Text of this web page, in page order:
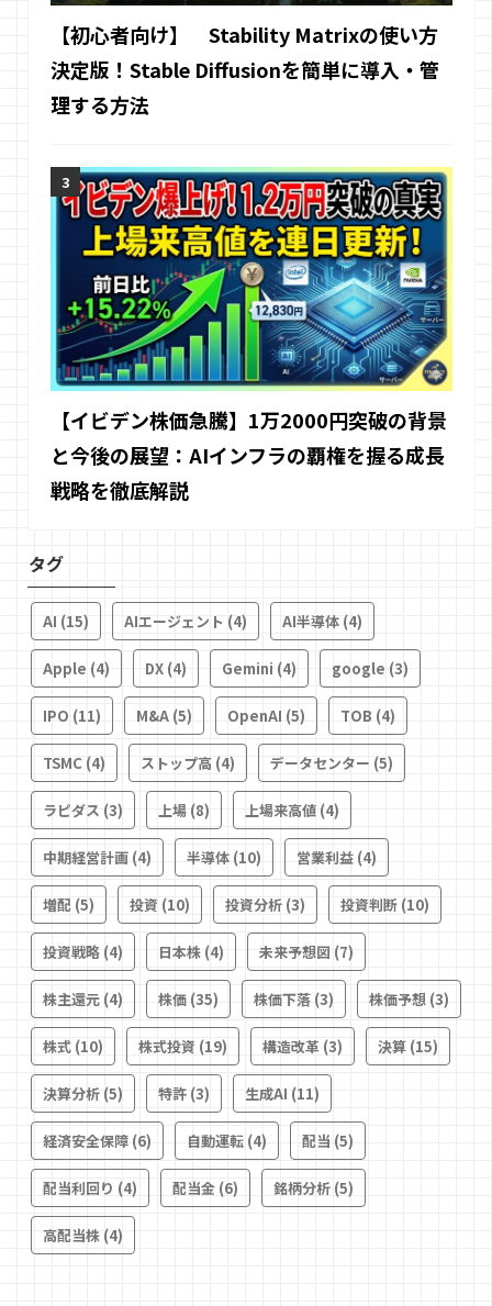
【初心者向け】 Stability Matrixの使い方
決定版！Stable Diffusionを簡単に導入・管
理する方法
【イビデン株価急騰】1万2000円突破の背景
と今後の展望：AIインフラの覇権を握る成長
戦略を徹底解説
タグ
AI (15) AIエージェント (4) AI半導体 (4)
Apple (4) DX (4) Gemini (4) google (3)
IPO (11) M&A (5) OpenAI (5) TOB (4)
TSMC (4) ストップ高 (4) データセンター (5)
ラピダス (3) 上場 (8) 上場来高値 (4)
中期経営計画 (4) 半導体 (10) 営業利益 (4)
増配 (5) 投資 (10) 投資分析 (3) 投資判断 (10)
投資戦略 (4) 日本株 (4) 未来予想図 (7)
株主還元 (4) 株価 (35) 株価下落 (3) 株価予想 (3)
株式 (10) 株式投資 (19) 構造改革 (3) 決算 (15)
決算分析 (5) 特許 (3) 生成AI (11)
経済安全保障 (6) 自動運転 (4) 配当 (5)
配当利回り (4) 配当金 (6) 銘柄分析 (5)
高配当株 (4)